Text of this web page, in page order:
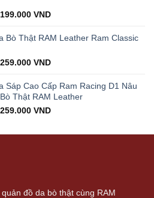
199.000 VND
Bò Thật RAM Leather Ram Classic
259.000 VND
Sáp Cao Cấp Ram Racing D1 Nâu
Thật RAM Leather
259.000 VND
đồ da bò thật cùng RAM